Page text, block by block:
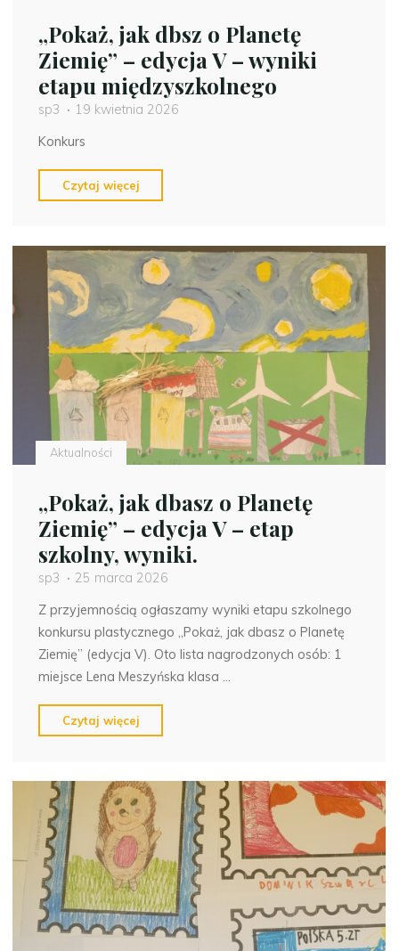
„Pokaż, jak dbsz o Planetę
Ziemię” – edycja V – wyniki
etapu międzyszkolnego
sp3
19 kwietnia 2026
Konkurs
Czytaj więcej
jak
o
Planetę
Ziemię”
edycja
V
–
wyniki
etapu
międzyszkolnego"
Aktualności
„Pokaż, jak dbasz o Planetę
Ziemię” – edycja V – etap
szkolny, wyniki.
sp3
25 marca 2026
Z przyjemnością ogłaszamy wyniki etapu szkolnego
konkursu plastycznego „Pokaż, jak dbasz o Planetę
Ziemię” (edycja V). Oto lista nagrodzonych osób: 1
miejsce Lena Meszyńska klasa …
Czytaj więcej
jak
o
Planetę
Ziemię”
–
edycja
V
–
etap